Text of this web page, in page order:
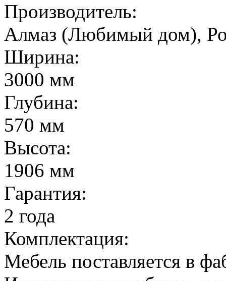
Производитель:
Алмаз (Любимый дом),
Ширина:
3000 мм
Глубина:
570 мм
Высота:
1906 мм
Гарантия:
2 года
Комплектация:
Мебель поставляется в